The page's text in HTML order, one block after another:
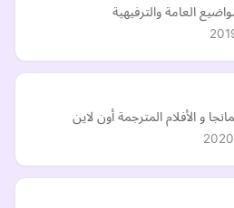
العامة والترفيهية
و الأفلام المترجمة أون لاين